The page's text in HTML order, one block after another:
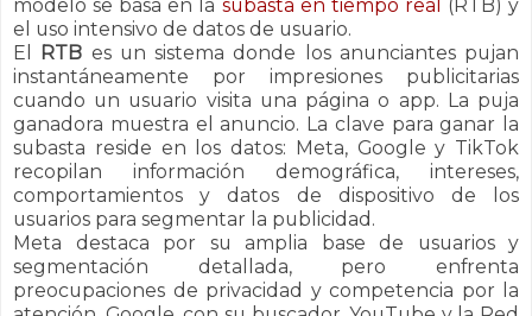
modelo se basa en la subasta en tiempo real
(RTB) y
el uso intensivo de datos de usuario.
El RTB es un sistema donde los anunciantes pujan
instantáneamente por impresiones publicitarias
cuando un usuario visita una página o app. La puja
ganadora muestra el anuncio. La clave para ganar la
subasta reside en los datos: Meta, Google y TikTok
recopilan información demográfica, intereses,
comportamientos y datos de dispositivo de los
usuarios para segmentar la publicidad.
Meta destaca por su amplia base de usuarios y
segmentación detallada, pero enfrenta
preocupaciones de privacidad y competencia por la